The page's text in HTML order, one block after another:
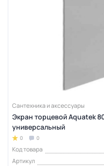
Сантехника и аксессуары
Экран торцевой Aquatek
универсальный
0 0
Код товара
Артикул